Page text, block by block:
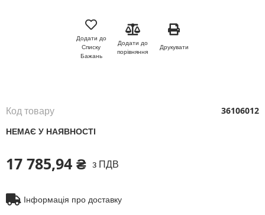
Додати до
Списку
Бажань
Додати до
порівняння
Друкувати
17 785,94 ₴ з ПДВ
НЕМАЄ У НАЯВНОСТІ
Код товару 36106012
Інформація про доставку